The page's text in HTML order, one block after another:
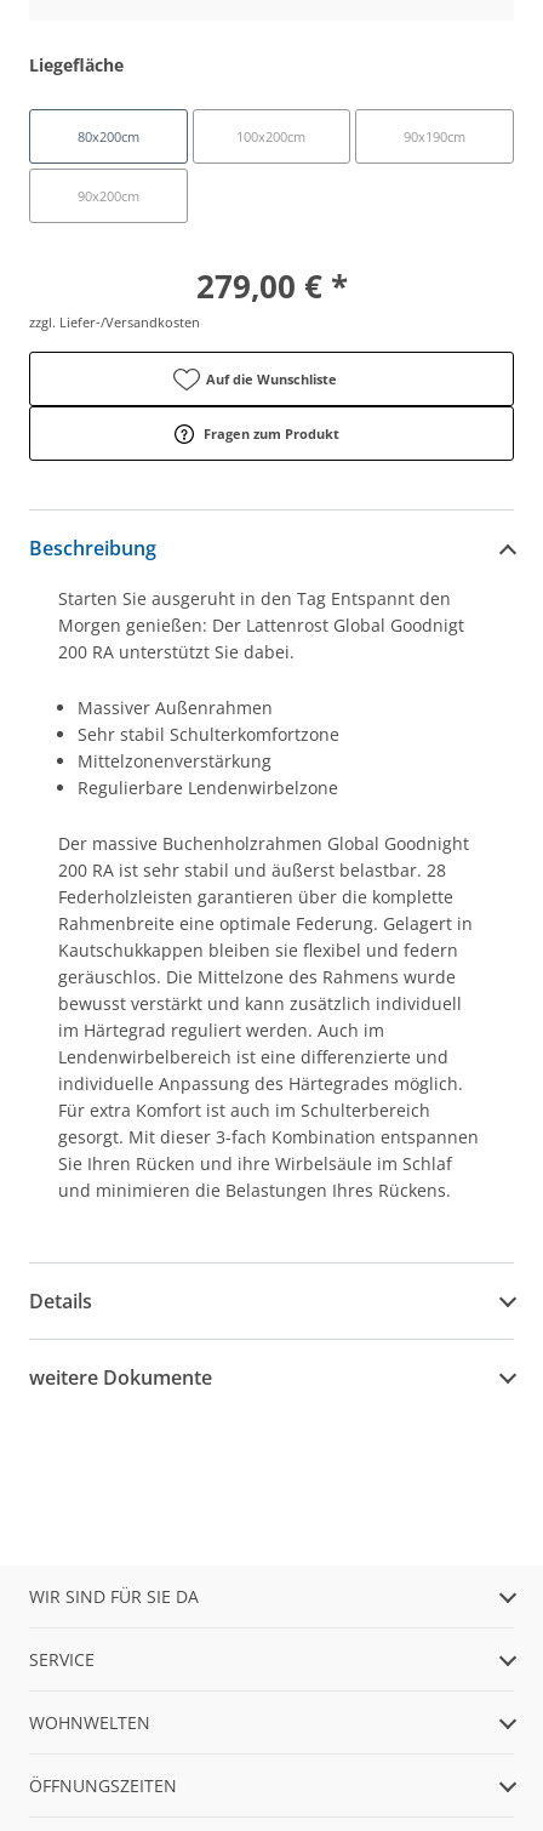
Liegefläche
80x200cm 100x200cm 90x190cm
90x200cm
279,00 € *
zzgl. Liefer-/Versandkosten
Auf die Wunschliste
Fragen zum Produkt
Beschreibung
Starten Sie ausgeruht in den Tag Entspannt den
Morgen genießen: Der Lattenrost Global Goodnigt
200 RA unterstützt Sie dabei.
Massiver Außenrahmen
Sehr stabil Schulterkomfortzone
Mittelzonenverstärkung
Regulierbare Lendenwirbelzone
Der massive Buchenholzrahmen Global Goodnight
200 RA ist sehr stabil und äußerst belastbar. 28
Federholzleisten garantieren über die komplette
Rahmenbreite eine optimale Federung. Gelagert in
Kautschukkappen bleiben sie flexibel und federn
geräuschlos. Die Mittelzone des Rahmens wurde
bewusst verstärkt und kann zusätzlich individuell
im Härtegrad reguliert werden. Auch im
Lendenwirbelbereich ist eine differenzierte und
individuelle Anpassung des Härtegrades möglich.
Für extra Komfort ist auch im Schulterbereich
gesorgt. Mit dieser 3-fach Kombination entspannen
Sie Ihren Rücken und ihre Wirbelsäule im Schlaf
und minimieren die Belastungen Ihres Rückens.
Details
weitere Dokumente
WIR SIND FÜR SIE DA
SERVICE
WOHNWELTEN
ÖFFNUNGSZEITEN